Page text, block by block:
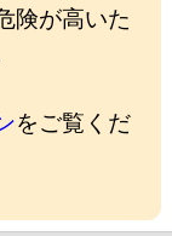
険が高いた
をご覧くだ